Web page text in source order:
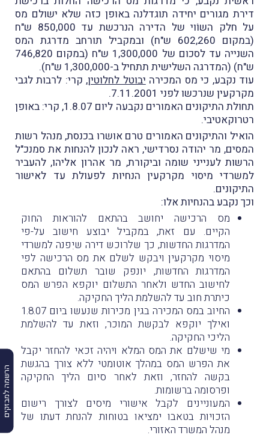
הרשמה למבזקים
דירת מגורים יחידה תוגדלנה באופן כזה שלא ישולם מס
על חלק השוֹוי של הדירה הנרכשת עד 850,000 ש"ח
(במקום 602,260 ש"ח) ובמקביל תורחב מדרגת המס
השנייה עד לסכום של 1,300,000 ש"ח (במקום 746,820
ש"ח) (המדרגה השלישית תתחיל ב-1,300,000 ש"ח).
עוד נקבע, כי מס המכירה יבוטל לחלוטין, קרי: לרבות לגבי
מקרקעין שנרכשו לפני 7.11.2001.
תחולת התיקונים האמורים נקבעה ליום 1.8.07, קרי: באופן
רטרוקאטיבי.
הואיל והתיקונים האמורים טרם אושרו בכנסת, מנהל רשות
המסים, מר יהודה נסרדישי, ראה לנכון להנחות את סמנכ"ל
הרשות לענייני שומה וביקורת, מר אהרון אליהו, להעביר
למשרדי מיסוי מקרקעין הנחיות לפעולת עד לאישור
התיקונים.
וכך נקבע בהנחיות אלו:
מס הרכישה יחושב בהתאם להוראות החוק
הקיים. עם זאת, במקביל יבוצע חישוב על-פי
המדרגות החדשות, כך שלרוכש דירה שיִפנה למשרדי
מיסוי מקרקעין ויבקש לשלם את מס הרכישה לפי
המדרגות החדשות, יונפק שובר תשלום בהתאם
לחישוב החדש ולאחר התשלום יוקפא הפרש המס
כיתרת חוב עד להשלמת הליך החקיקה.
החיוב במס המכירה בגין מכירות שנעשו ביום 1.8.07
ואילך יוקפא לבקשת המוכר, וזאת עד להשלמת
הליכי החקיקה.
מי שישלם את המס המלא ויהיה זכאי להחזר יקבל
את הפרש המס במהלך אוטומטי ללא צורך בהגשת
בקשה להחזר, וזאת לאחר סיום הליך החקיקה
ופרסומה ברשומות.
המעוניינים לקבל אישורי מיסים לצורך רישום
הזכויות בטאבו ימציאו בטוחות להנחת דעתו של
מנהל המשרד האזורי.